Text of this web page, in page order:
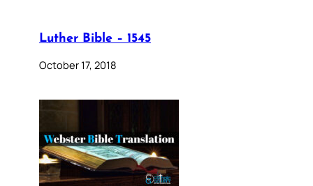
Luther Bible – 1545
October 17, 2018